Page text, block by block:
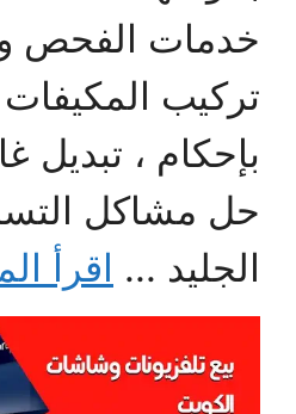
خدمات الفحص و
تركيب المكيفات
بإحكام ، تبديل
حل مشاكل
الجليد ... اقرأ